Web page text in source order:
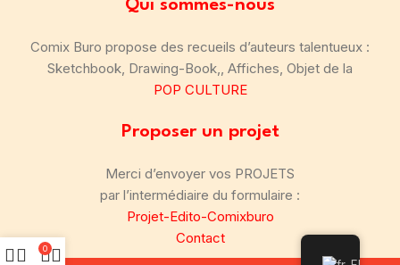
Qui sommes-nous
Comix Buro propose des recueils d’auteurs talentueux :
Sketchbook, Drawing-Book,, Affiches, Objet de la
POP CULTURE
Proposer un projet
Merci d’envoyer vos PROJETS
par l’intermédiaire du formulaire :
Projet-Edito-Comixburo
Contact
0